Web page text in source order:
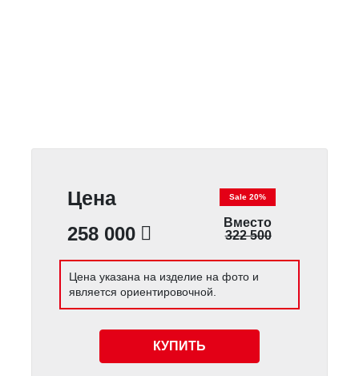
Цена
258 000
Sale 20%
Вместо
322 500
Цена указана на изделие на фото и
является ориентировочной.
КУПИТЬ